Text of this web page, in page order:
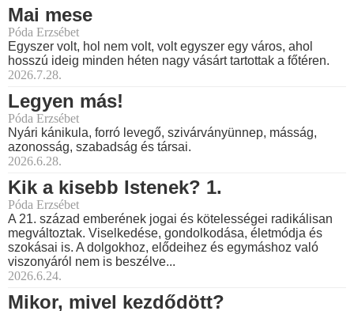
Mai mese
Póda Erzsébet
Egyszer volt, hol nem volt, volt egyszer egy város, ahol
hosszú ideig minden héten nagy vásárt tartottak a főtéren.
2026.7.28.
Legyen más!
Póda Erzsébet
Nyári kánikula, forró levegő, szivárványünnep, másság,
azonosság, szabadság és társai.
2026.6.28.
Kik a kisebb Istenek? 1.
Póda Erzsébet
A 21. század emberének jogai és kötelességei radikálisan
megváltoztak. Viselkedése, gondolkodása, életmódja és
szokásai is. A dolgokhoz, elődeihez és egymáshoz való
viszonyáról nem is beszélve...
2026.6.24.
Mikor, mivel kezdődött?